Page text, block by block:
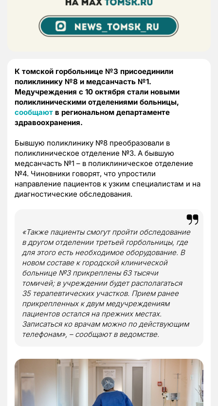
К томской горбольнице №3 присоединили
поликлинику №8 и медсанчасть №1.
Медучреждения с 10 октября стали новыми
поликлиническими отделениями больницы,
сообщают в региональном департаменте
здравоохранения.
Бывшую поликлинику №8 преобразовали в
поликлиническое отделение №3. А бывшую
медсанчасть №1 – в поликлиническое отделение
№4. Чиновники говорят, что упростили
направление пациентов к узким специалистам и на
диагностические обследования.
«Также пациенты смогут пройти обследование
в другом отделении третьей горбольницы, где
для этого есть необходимое оборудование. В
новом составе к городской клинической
больнице №3 прикреплены 63 тысячи
томичей; в учреждении будет располагаться
35 терапевтических участков. Прием ранее
прикрепленных к двум медучреждениям
пациентов остался на прежних местах.
Записаться ко врачам можно по действующим
телефонам», – сообщают в ведомстве.